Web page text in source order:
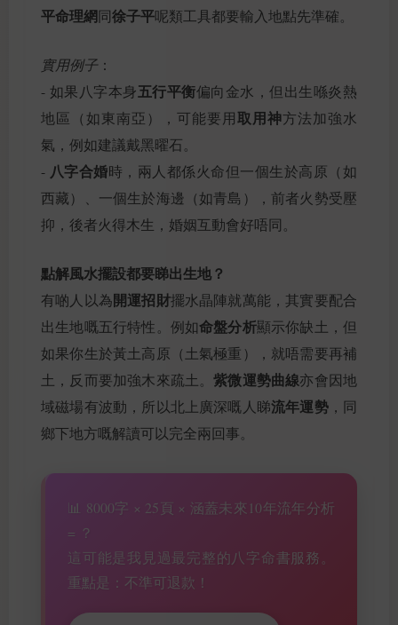
平命理網同徐子平呢類工具都要輸入地點先準確。
實用例子 ：
- 如果八字本身五行平衡偏向金水，但出生喺炎熱
地區（如東南亞），可能要用取用神方法加強水
氣，例如建議戴黑曜石。
- 八字合婚時，兩人都係火命但一個生於高原（如
西藏）、一個生於海邊（如青島），前者火勢受壓
抑，後者火得木生，婚姻互動會好唔同。
點解風水擺設都要睇出生地？
有啲人以為開運招財擺水晶陣就萬能，其實要配合
出生地嘅五行特性。例如命盤分析顯示你缺土，但
如果你生於黃土高原（土氣極重），就唔需要再補
土，反而要加強木來疏土。紫微運勢曲線亦會因地
域磁場有波動，所以北上廣深嘅人睇流年運勢，同
鄉下地方嘅解讀可以完全兩回事。
📊 8000字 × 25頁 × 涵蓋未來10年流年分析
= ？
這可能是我見過最完整的八字命書服務。
重點是：不準可退款！